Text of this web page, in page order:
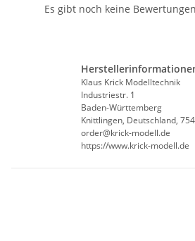
Es gibt noch keine
Klaus Krick Modelltechnik
Industriestr. 1
Baden-Württemberg
Knittlingen, Deutschland,
order@krick-modell.de
https://www.krick-modell.de